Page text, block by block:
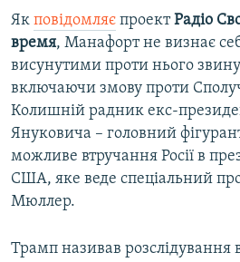
Як повідомляє проектРадіо
время, Манафорт не визнає
висунутими проти нього
включаючи змову проти
Колишній радник екс-
Януковича – головний
можливе втручання Росії в
США, яке веде спеціальний
Мюллер.
Трамп називав розслідування